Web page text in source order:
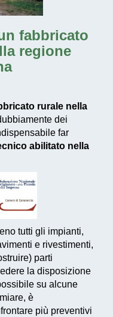
fabbricato
regione
rurale nella
dei
far
abilitato nella
tutti gli impianti,
e rivestimenti,
parti
la disposizione
su alcune
è
più preventivi